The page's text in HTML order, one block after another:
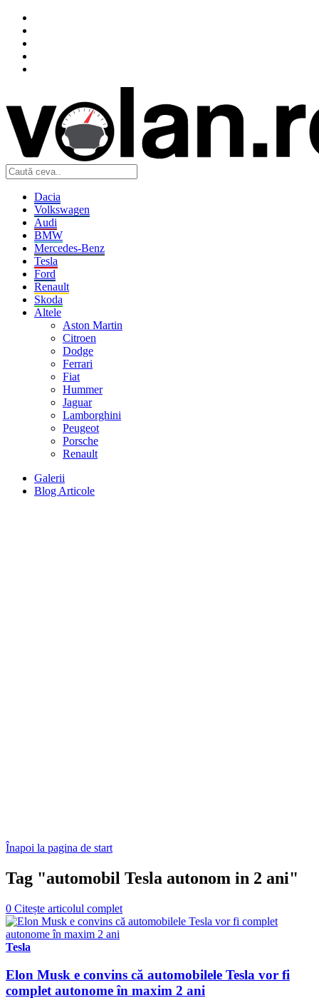
Dacia
Volkswagen
Audi
BMW
Mercedes-Benz
Tesla
Ford
Renault
Skoda
Altele
Aston Martin
Citroen
Dodge
Ferrari
Fiat
Hummer
Jaguar
Lamborghini
Peugeot
Porsche
Renault
Galerii
Blog Articole
Înapoi la pagina de start
Tag "automobil Tesla autonom in 2 ani"
0 Citește articolul complet
Tesla
Elon Musk e convins că automobilele Tesla vor fi
complet autonome în maxim 2 ani